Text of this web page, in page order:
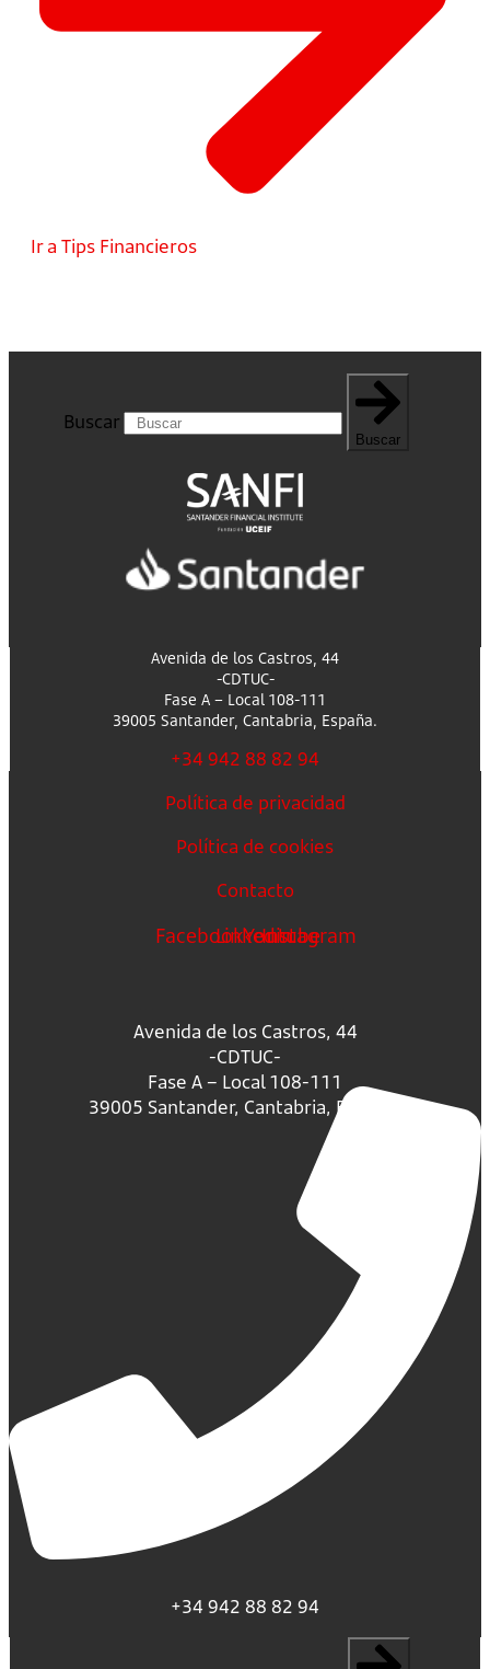
Ir a Tips Financieros
Buscar
Buscar
Avenida de los Castros, 44
-CDTUC-
Fase A – Local 108-111
39005 Santander, Cantabria, España.
+34 942 88 82 94
Política de privacidad
Política de cookies
Contacto
FacebookLinkedin
Youtube
Instagram
Avenida de los Castros, 44
-CDTUC-
Fase A – Local 108-111
39005 Santander, Cantabria, España.
+34 942 88 82 94